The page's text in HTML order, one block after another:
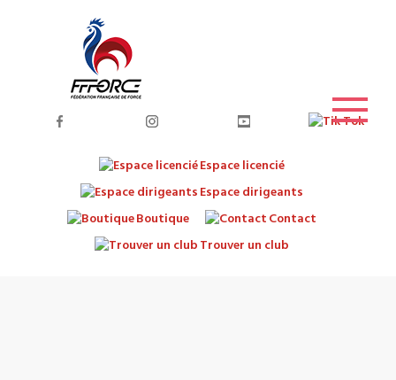
Espace licencié
Espace dirigeants
Boutique
Contact
Trouver un club